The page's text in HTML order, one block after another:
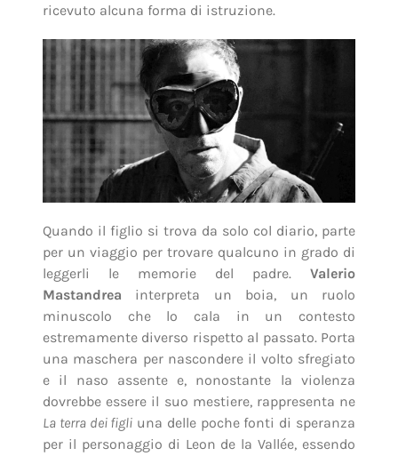
ricevuto alcuna forma di istruzione.
Quando il figlio si trova da solo col diario, parte
per un viaggio per trovare qualcuno in grado di
leggerli le memorie del padre.Valerio
Mastandrea interpreta un boia, un ruolo
minuscolo che lo cala in un contesto
estremamente diverso rispetto al passato. Porta
una maschera per nascondere il volto sfregiato
e il naso assente e, nonostante la violenza
dovrebbe essere il suo mestiere, rappresenta ne
La terra dei figli una delle poche fonti di speranza
per il personaggio di Leon de la Vallée, essendo